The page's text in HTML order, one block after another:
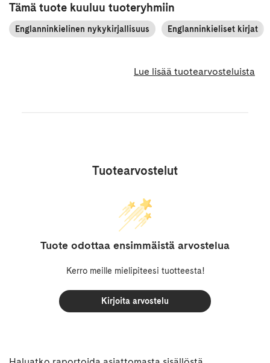
Tämä tuote kuuluu tuoteryhmiin
Englanninkielinen nykykirjallisuus Englanninkieliset kirjat
Lue lisää tuotearvosteluista
Tuotearvostelut
Tuote odottaa ensimmäistä arvostelua
Kerro meille mielipiteesi tuotteesta!
Kirjoita arvostelu